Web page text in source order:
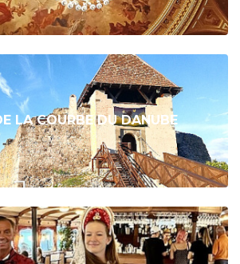
LA COURBE DU DANUBE